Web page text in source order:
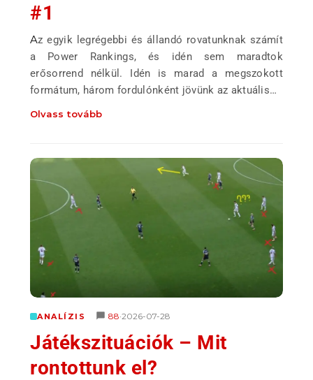
#1
Az egyik legrégebbi és állandó rovatunknak számít
a Power Rankings, és idén sem maradtok
erősorrend nélkül. Idén is marad a megszokott
formátum, három fordulónként jövünk az aktuális…
Olvass tovább
ANALÍZIS
Játékszituációk – Mit
rontottunk el?
88•2026-07-28